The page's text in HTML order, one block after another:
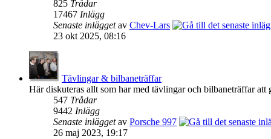
825 Trådar
17467 Inlägg
Senaste inläggetav Chev-Lars
23 okt 2025, 08:16
Tävlingar & bilbaneträffar
Här diskuteras allt som har med tävlingar och bilbaneträffar att
547 Trådar
9442 Inlägg
Senaste inläggetav Porsche 997
26 maj 2023, 19:17